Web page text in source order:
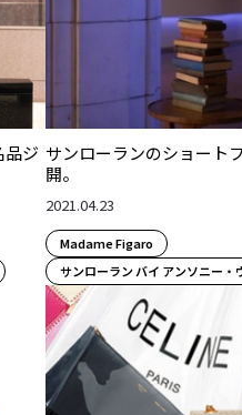
品ジ サンローランのショート
開。
2021.04.23
Madame Figaro
サンローラン バイ アンソニー・